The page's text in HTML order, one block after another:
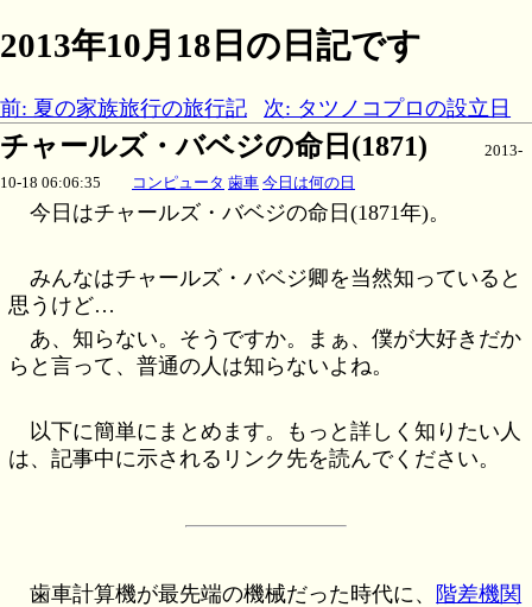
2013年10月18日の日記です
前: 夏の家族旅行の旅行記 次: タツノコプロの設立日
チャールズ・バベジの命日(1871)
2013-
10-18 06:06:35
コンピュータ 歯車 今日は何の日
今日はチャールズ・バベジの命日(1871年)。
みんなはチャールズ・バベジ卿を当然知っていると
思うけど…
あ、知らない。そうですか。まぁ、僕が大好きだか
らと言って、普通の人は知らないよね。
以下に簡単にまとめます。もっと詳しく知りたい人
は、記事中に示されるリンク先を読んでください。
歯車計算機が最先端の機械だった時代に、 階差機関